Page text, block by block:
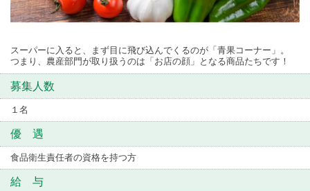
スーパーに入ると、まず目に飛び込んでくるのが「青果コーナー」。
つまり、農産部門が取り扱うのは「お店の顔」となる商品たちです！
募集人数
１名
優 遇
食品衛生責任者の資格を持つ方
給 与